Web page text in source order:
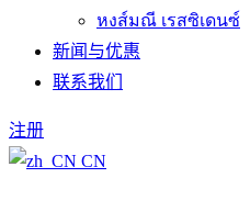
หงส์มณี เรสซิเดนซ์
新闻与优惠
联系我们
注册
CN